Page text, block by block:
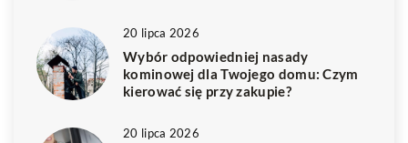
20 lipca 2026
Wybór odpowiedniej nasady
kominowej dla Twojego domu: Czym
kierować się przy zakupie?
20 lipca 2026